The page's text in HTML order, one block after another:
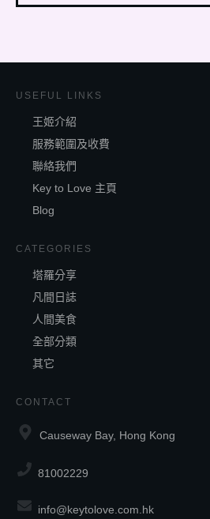
USEFUL LINKS
王姬介紹
服務範圍及收費
聯絡我們
Key to Love 主頁
Blog
CATEGORIES
塔羅分享
凡間日誌
人間美食
全部分類
其它
CONTACT
Causeway Bay, Hong Kong
81002229
info@keytolove.com.hk